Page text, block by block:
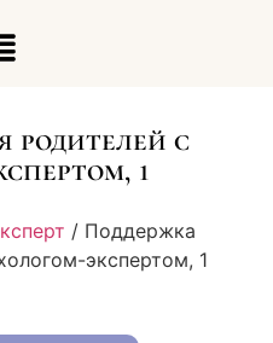
родителей с
1
/ Поддержка
экспертом, 1